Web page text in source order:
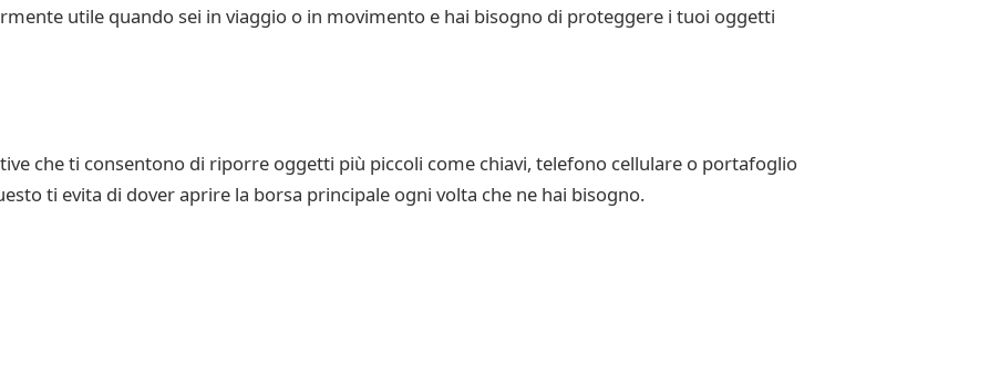
utile quando sei in viaggio o in movimento e hai bisogno di proteggere i tuoi oggetti
che ti consentono di riporre oggetti più piccoli come chiavi, telefono cellulare o portafoglio
ti evita di dover aprire la borsa principale ogni volta che ne hai bisogno.